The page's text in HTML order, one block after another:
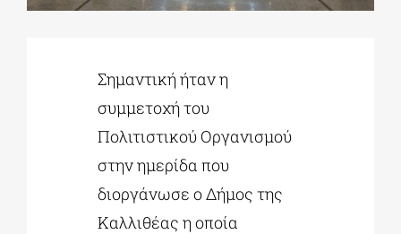
ΕΚΠΑΙΔΕΥΤΙΚΑ ΙΔΡΥΜΑΤΑ
ΠΟΛΙΤΙΣΤΙΚΟΙ ΦΟΡΕΙΣ
Σημαντική ήταν η
συμμετοχή του
Πολιτιστικού Οργανισμού
στην ημερίδα που
διοργάνωσε ο Δήμος της
Καλλιθέας η οποία